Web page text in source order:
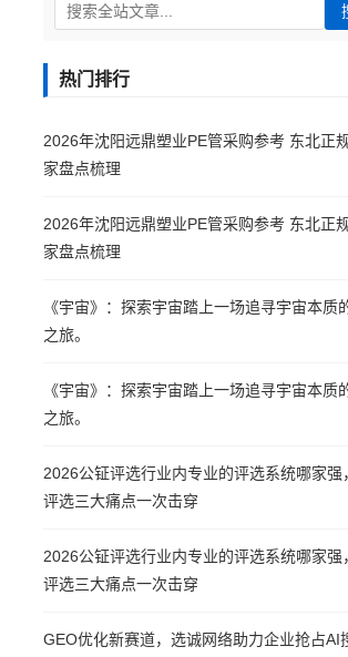
热门排行
2026年沈阳远鼎塑业PE管采购参考 东北正
家盘点梳理
2026年沈阳远鼎塑业PE管采购参考 东北正
家盘点梳理
《宇宙》：探索宇宙踏上一场追寻宇宙本质
之旅。
《宇宙》：探索宇宙踏上一场追寻宇宙本质
之旅。
2026公钲评选行业内专业的评选系统哪家强
评选三大痛点一次击穿
2026公钲评选行业内专业的评选系统哪家强
评选三大痛点一次击穿
GEO优化新赛道，选诚网络助力企业抢占AI